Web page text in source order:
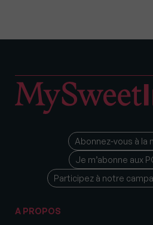
Abonnez-vous à la
Je m’abonne aux
Participez à notre
A PROPOS